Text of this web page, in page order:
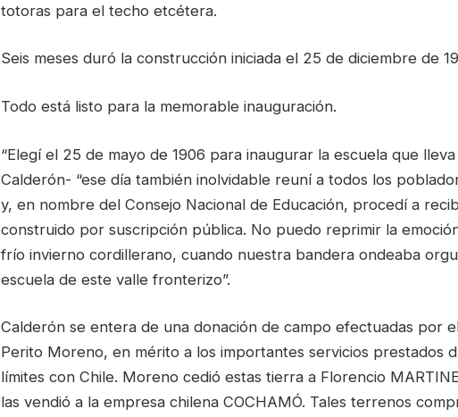
totoras para el techo etcétera.
Seis meses duró la construcción iniciada el 25 de diciembre de
Todo está listo para la memorable inauguración.
“Elegí el 25 de mayo de 1906 para inaugurar la escuela que lleva
Calderón- “ese día también inolvidable reuní a todos los
y, en nombre del Consejo Nacional de Educación, procedí a
construido por suscripción pública. No puedo reprimir la
frío invierno cordillerano, cuando nuestra bandera ondeaba
escuela de este valle fronterizo”.
Calderón se entera de una donación de campo efectuadas por
Perito Moreno, en mérito a los importantes servicios prestados
límites con Chile. Moreno cedió estas tierra a Florencio
las vendió a la empresa chilena COCHAMÓ. Tales terrenos